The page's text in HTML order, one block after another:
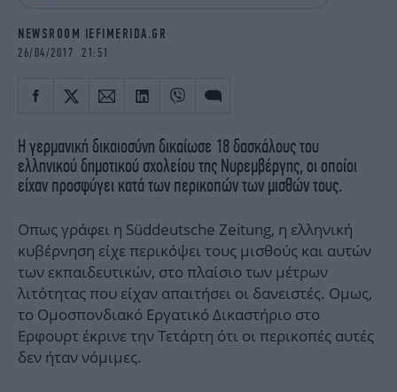
MEDIA
NEWSLETTER
NEWSROOM IEFIMERIDA.GR
26/04/2017 21:51
Η γερμανική δικαιοσύνη δικαίωσε 18 δασκάλους του
ελληνικού δημοτικού σχολείου της Νυρεμβέργης, οι οποίοι
είχαν προσφύγει κατά των περικοπών των μισθών τους.
Οπως γράφει η Süddeutsche Zeitung, η ελληνική
κυβέρνηση είχε περικόψει τους μισθούς και αυτών
των εκπαιδευτικών, στο πλαίσιο των μέτρων
λιτότητας που είχαν απαιτήσει οι δανειστές. Ομως,
το Ομοσπονδιακό Εργατικό Δικαστήριο στο
Ερφουρτ έκρινε την Τετάρτη ότι οι περικοπές αυτές
δεν ήταν νόμιμες.